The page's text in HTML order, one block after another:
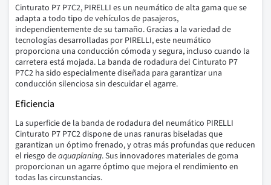
Cinturato P7 P7C2, PIRELLI es un neumático de alta gama que se
adapta a todo tipo de vehículos de pasajeros,
independientemente de su tamaño. Gracias a la variedad de
tecnologías desarrolladas por PIRELLI, este neumático
proporciona una conducción cómoda y segura, incluso cuando la
carretera está mojada. La banda de rodadura del Cinturato P7
P7C2 ha sido especialmente diseñada para garantizar una
conducción silenciosa sin descuidar el agarre.
Eficiencia
La superficie de la banda de rodadura del neumático PIRELLI
Cinturato P7 P7C2 dispone de unas ranuras biseladas que
garantizan un óptimo frenado, y otras más profundas que reducen
el riesgo deaquaplaning. Sus innovadores materiales de goma
proporcionan un agarre óptimo que mejora el rendimiento en
todas las circunstancias.